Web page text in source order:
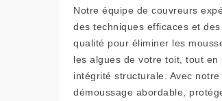
Notre équipe de couvreurs
des techniques efficaces et
qualité pour éliminer les
les algues de votre toit, tout en
intégrité structurale. Avec
démoussage abordable,